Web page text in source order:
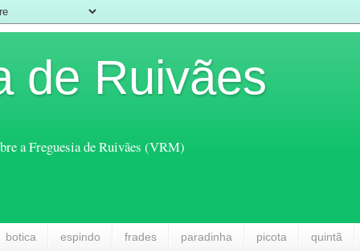
de Ruivães
a Freguesia de Ruivães (VRM)
botica espindo frades paradinha picota quintã